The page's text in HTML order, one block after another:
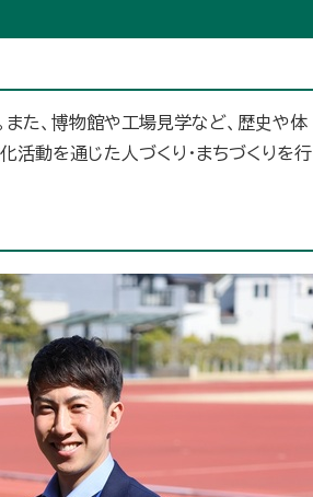
た、博物館や工場見学など、歴史や体
活動を通じた人づくり・まちづくりを行